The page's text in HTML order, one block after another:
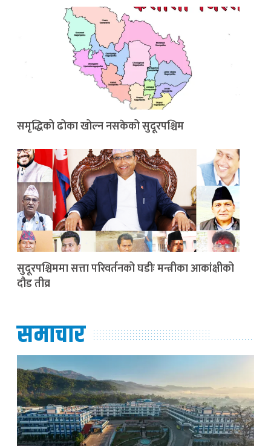
समृद्धिको ढोका खोल्न नसकेको सुदूरपश्चिम
सुदूरपश्चिममा सत्ता परिवर्तनको घडीः मन्त्रीका आकांक्षीको
दौड तीव्र
समाचार